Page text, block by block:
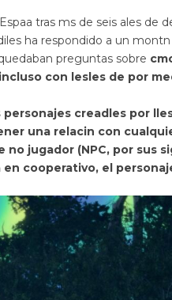
tras ms de seis ales de
ha respondido a un
preguntas sobre
con lesles de por
personajes creadles por
una relacin con
jugador (NPC, por sus
en cooperativo, el